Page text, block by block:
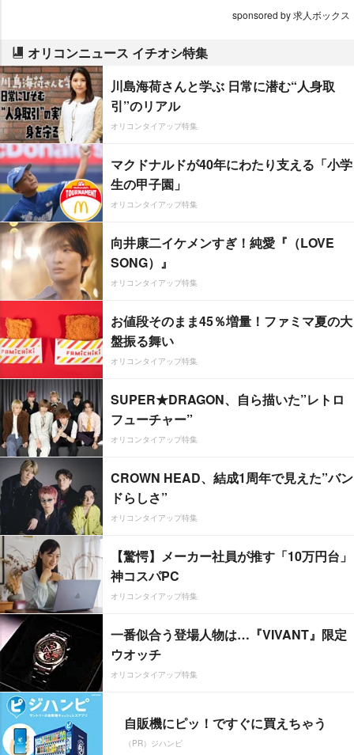
sponsored by 求人ボックス
オリコンニュース イチオシ特集
川島海荷さんと学ぶ 日常に潜む“人身取
引”のリアル
オリコンタイアップ特集
マクドナルドが40年にわたり支える「小学
生の甲子園」
オリコンタイアップ特集
向井康二イケメンすぎ！純愛『（LOVE
SONG）』
オリコンタイアップ特集
お値段そのまま45％増量！ファミマ夏の大
盤振る舞い
オリコンタイアップ特集
SUPER★DRAGON、自ら描いた”レトロ
フューチャー”
オリコンタイアップ特集
CROWN HEAD、結成1周年で見えた”バン
ドらしさ”
オリコンタイアップ特集
【驚愕】メーカー社員が推す「10万円台」
神コスパPC
オリコンタイアップ特集
一番似合う登場人物は…『VIVANT』限定
ウオッチ
オリコンタイアップ特集
自販機にピッ！ですぐに買えちゃう
（PR）ジハンピ